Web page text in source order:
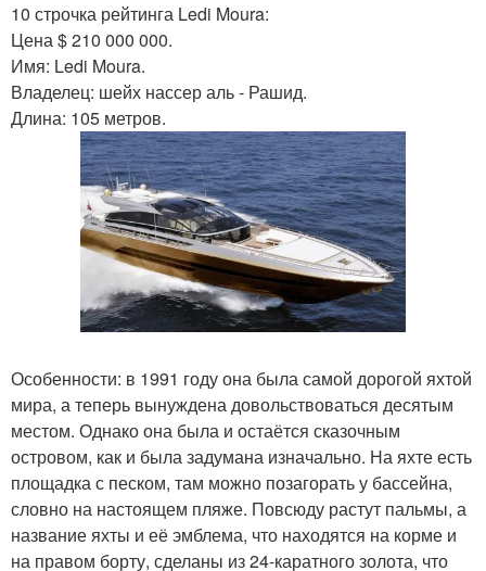
10 строчка рейтинга Ledi Moura:
Цена $ 210 000 000.
Имя: Ledi Moura.
Владелец: шейх нассер аль - Рашид.
Длина: 105 метров.
Особенности: в 1991 году она была самой дорогой яхтой
мира, а теперь вынуждена довольствоваться десятым
местом. Однако она была и остаётся сказочным
островом, как и была задумана изначально. На яхте есть
площадка с песком, там можно позагорать у бассейна,
словно на настоящем пляже. Повсюду растут пальмы, а
название яхты и её эмблема, что находятся на корме и
на правом борту, сделаны из 24-каратного золота, что